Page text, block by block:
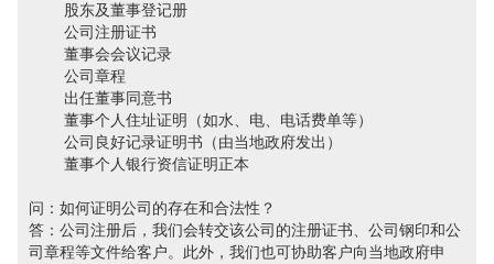
股东及董事登记册
公司注册证书
董事会会议记录
公司章程
出任董事同意书
董事个人住址证明（如水、电、电话费单等）
公司良好记录证明书（由当地政府发出）
董事个人银行资信证明正本
问：如何证明公司的存在和合法性？
答：公司注册后，我们会转交该公司的注册证书、公司钢印和公
司章程等文件给客户。此外，我们也可协助客户向当地政府申